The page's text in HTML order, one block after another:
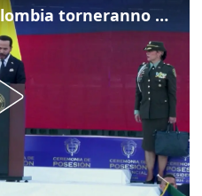
De la Espriella: "In Colombia torneranno ordine, autorità e libertà"